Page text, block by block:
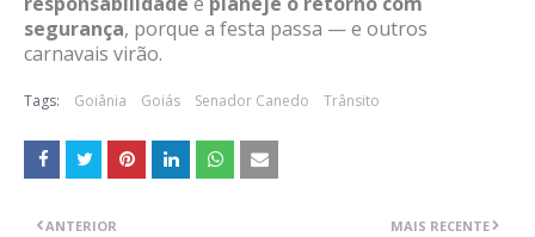
segurança, porque a festa passa — e outros
carnavais virão.
Tags: Goiânia Goiás Senador Canedo Trânsito
MAIS RECENTE
ANTERIOR